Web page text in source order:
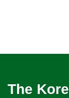
The